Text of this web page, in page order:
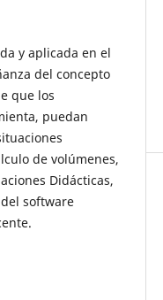
y aplicada en el
del concepto
que los
puedan
de volúmenes,
Didácticas,
software